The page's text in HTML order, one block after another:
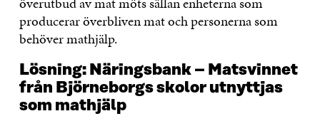
producerar överbliven mat och personerna som
behöver mathjälp.
Lösning: Näringsbank – Matsvinnet
från Björneborgs skolor utnyttjas
som mathjälp